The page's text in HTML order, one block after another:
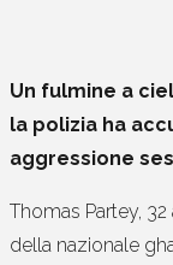
Un fulmine a
la polizia ha
aggressione
Thomas Partey,
della nazionale